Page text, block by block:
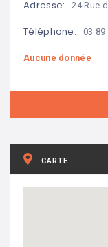
Adresse: 24 Rue
Téléphone: 03 89
Aucune donnée
CARTE